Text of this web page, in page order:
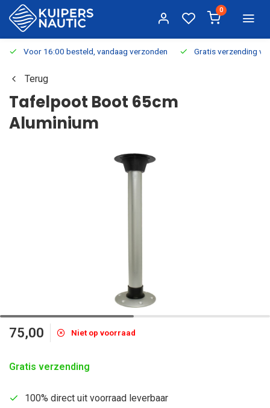
0
Voor 16:00 besteld, vandaag verzonden Gratis verzending
Terug
Tafelpoot Boot 65cm
Aluminium
75,00 Niet op voorraad
Gratis verzending
100% direct uit voorraad leverbaar